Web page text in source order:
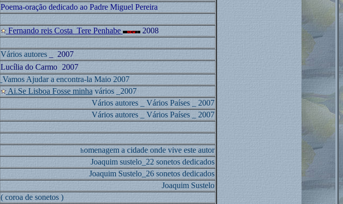
Poema-oração dedicado ao Padre Miguel Pereira
Fernando reis Costa_Tere Penhabe
2008
Vários autores
_ 2007
Lucília do Carmo
2007
Vamos Ajudar a encontra-la Maio 2007
Ai.Se Lisboa Fosse minha vários _2007
Vários autores _ Vários Países _ 2007
Vários autores _ Vários Países_ 2007
homenagem a cidade onde vive este autor
Joaquim sustelo_22 sonetos dedicados
Joaquim Sustelo_26 sonetos dedicados
Joaquim Sustelo
( coroa de sonetos )